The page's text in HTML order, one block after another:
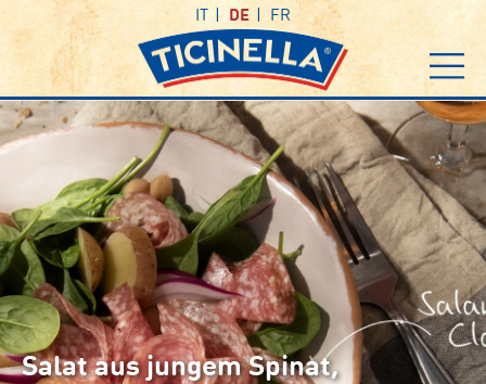
IT DE FR
Salat aus jungem Spinat,